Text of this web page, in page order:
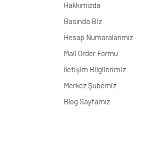
Hakkımızda
Basında Biz
Hesap Numaralarımız
Mail Order Formu
İletişim Bilgilerimiz
Merkez Şubemiz
Blog Sayfamız